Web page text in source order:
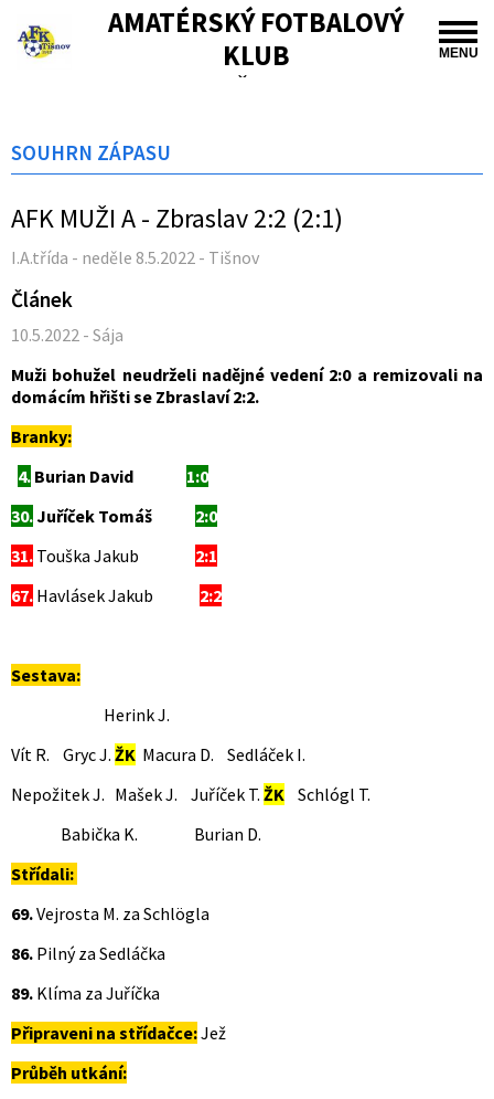
MENU
AMATÉRSKÝ FOTBALOVÝ
KLUB
TIŠNOV
SOUHRN ZÁPASU
AFK MUŽI A - Zbraslav 2:2 (2:1)
I.A.třída - neděle 8.5.2022 - Tišnov
Článek
10.5.2022 - Sája
Muži bohužel neudrželi nadějné vedení 2:0 a remizovali na
domácím hřišti se Zbraslaví 2:2.
Branky:
4. Burian David
1:0
30.Juříček Tomáš 2:0
31. Touška Jakub 2:1
67. Havlásek Jakub 2:2
Sestava:
Herink J.
Vít R. Gryc J. ŽK Macura D. Sedláček I.
Nepožitek J. Mašek J. Juříček T. ŽK Schlógl T.
Babička K. Burian D.
Střídali:
69.Vejrosta M. za Schlögla
86. Pilný za Sedláčka
89. Klíma za Juříčka
Připraveni na střídačce:Jež
Průběh utkání: